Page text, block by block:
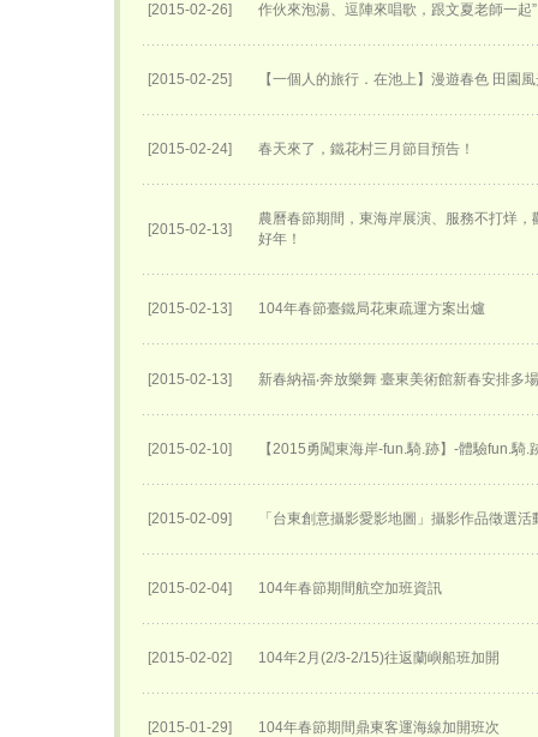
[2015-02-26] 作伙來泡湯、逗陣來唱歌，跟文夏老師一起
[2015-02-25] 【一個人的旅行．在池上】漫遊春色 田園
[2015-02-24] 春天來了，鐵花村三月節目預告！
[2015-02-13]
農曆春節期間，東海岸展演、服務不打烊
好年！
[2015-02-13] 104年春節臺鐵局花東疏運方案出爐
[2015-02-13] 新春納福‧奔放樂舞 臺東美術館新春安排多
[2015-02-10] 【2015勇闖東海岸-fun.騎.跡】-體驗fun.騎.
[2015-02-09] 「台東創意攝影愛影地圖」攝影作品徵選活
[2015-02-04] 104年春節期間航空加班資訊
[2015-02-02] 104年2月(2/3-2/15)往返蘭嶼船班加開
[2015-01-29] 104年春節期間鼎東客運海線加開班次